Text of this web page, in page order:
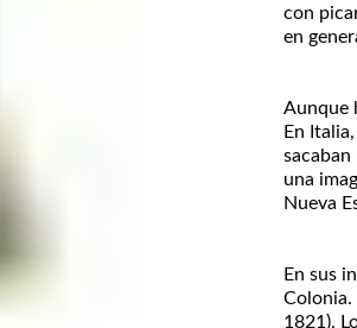
con
en
Aunque
En
una
Nueva
En sus
Colonia.
1821).